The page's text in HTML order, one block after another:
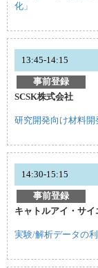
化」
13:45-14:15
事前登録
SCSK株式会社
研究開発向け材料
14:30-15:15
事前登録
キャトルアイ・サイ
実験/解析データの